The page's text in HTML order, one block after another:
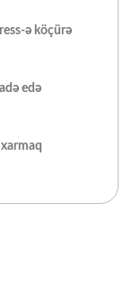
ə köçürə
edə